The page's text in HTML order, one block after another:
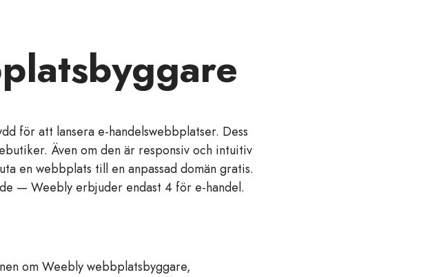
för att lansera e-handelswebbplatser. Dess
Även om den är responsiv och intuitiv
en webbplats till en anpassad domän gratis.
— Weebly erbjuder endast 4 för e-handel.
om Weebly webbplatsbyggare,